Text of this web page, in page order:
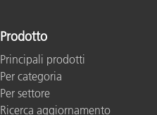
Prodotto
Principali prodotti
Per categoria
Per settore
Ricerca aggiornamento